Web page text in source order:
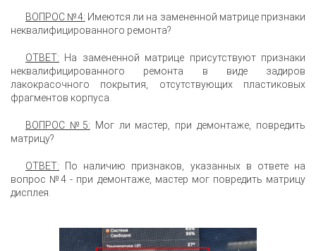
ВОПРОС №4: Имеются ли на замененной матрице признаки
неквалифицированного ремонта?
ОТВЕТ: На замененной матрице присутствуют признаки
неквалифицированного ремонта в виде задиров
лакокрасочного покрытия, отсутствующих пластиковых
фрагментов корпуса.
ВОПРОС №5: Мог ли мастер, при демонтаже, повредить
матрицу?
ОТВЕТ: По наличию признаков, указанных в ответе на
вопрос №4 - при демонтаже, мастер мог повредить матрицу
дисплея.